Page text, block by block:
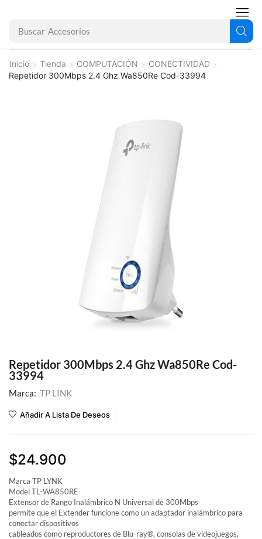
Buscar Accesorios
Inicio Tienda COMPUTACIÓN
CONECTIVIDAD
Repetidor 300Mbps 2.4 Ghz Wa850Re Cod-33994
Repetidor 300Mbps 2.4 Ghz Wa850Re Cod-
33994
Marca: TP LINK
Añadir A Lista De Deseos
$24.900
Marca TP LYNK
Model TL-WA850RE
Extensor de Rango Inalámbrico N Universal de 300Mbps
permite que el Extender funcione como un adaptador inalámbrico para
conectar dispositivos
cableados como reproductores de Blu-ray®, consolas de videojuegos,